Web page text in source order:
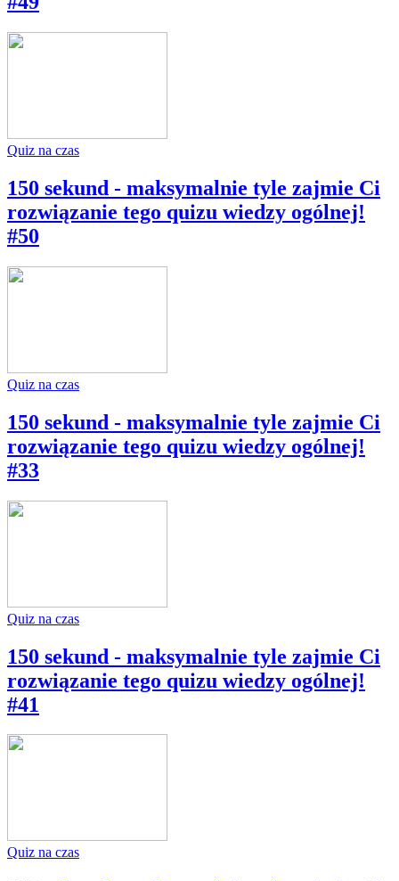
Quiz na czas
150 sekund - maksymalnie tyle zajmie Ci
rozwiązanie tego quizu wiedzy ogólnej!
#50
Quiz na czas
150 sekund - maksymalnie tyle zajmie Ci
rozwiązanie tego quizu wiedzy ogólnej!
#33
Quiz na czas
150 sekund - maksymalnie tyle zajmie Ci
rozwiązanie tego quizu wiedzy ogólnej!
#41
Quiz na czas